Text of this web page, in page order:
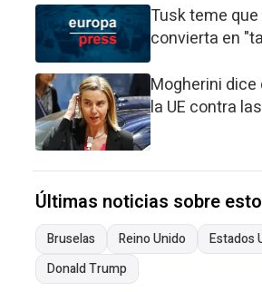
Tusk teme
convierta en
Mogherini dice
la UE contra
Últimas noticias sobre
Bruselas Reino Unido Estados
Donald Trump